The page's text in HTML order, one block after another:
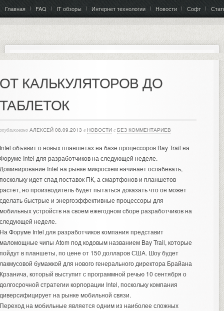
Главная FAQ IT обзоры Интернет технологии Новости Софт
КАЛЬКУЛЯТОРОВ ДО
АЛЕКСЕЙ 08.09.2013 в НОВОСТИ с БЕЗ КОММЕНТАРИЕВ
объявит о новых планшетах на базе процессоров Bay Trail на
Intel для разработчиков на следующей неделе.
Intel на рынке микросхем начинает ослабевать,
идет спад поставок ПК, а смартфонов и планшетов
но производитель будет пытаться доказать что он может
быстрые и энергоэффективные процессоры для
устройств на своем ежегодном сборе разработчиков на
неделе.
Форуме Intel для разработчиков компания представит
чипы Atom под кодовым названием Bay Trail, которые
в планшеты, по цене от 150 долларов США. Шоу будет
бумажкой для нового генерального директора Брайана
который выступит с программной речью 10 сентября о
стратегии корпорации Intel, поскольку компания
на рынке мобильной связи.
на мобильные является одним из наиболее сложных